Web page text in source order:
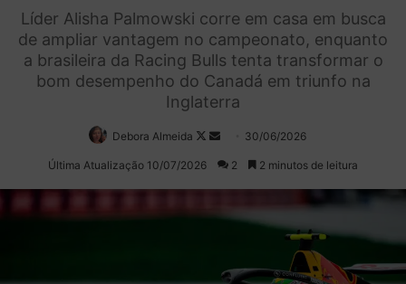
Líder Alisha Palmowski corre em casa em busca
de ampliar vantagem no campeonato, enquanto
a brasileira da Racing Bulls tenta transformar o
bom desempenho do Canadá em triunfo na
Inglaterra
Debora Almeida
Follow
on
Mande
um
30/06/2026
Última Atualização 10/07/2026 2 2 minutos de leitura